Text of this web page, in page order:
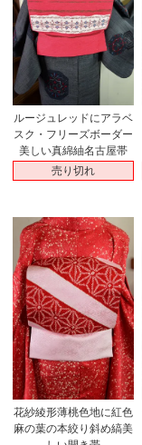
ルージュレッドにアラベ
スク・フリーズボーダー
美しい真綿紬名古屋帯
売り切れ
花紗綾形薄桃色地に紅色
麻の葉の本絞り斜め縞美